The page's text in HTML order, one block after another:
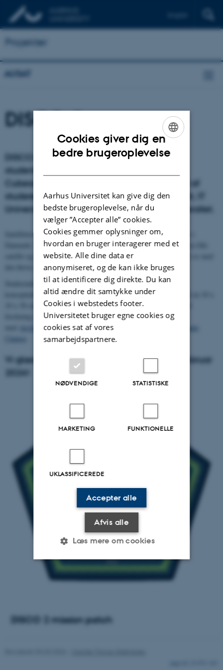
Projekter
AUSAT
DISCO-2
DISCO-2 er den anden satellit i det danske
studenter satellit program (DanIsh Student
Cubesat prOgram - DISCO) og bliver drevet af
studerende og ansatte fra Aarhus Universitet, IT
Universitetet i København og Sydansk Universitet.
Satellitten bliver den mest ambitiøse studentersatellit udviklet her i
Danmark. Med den presser vi grænserne for hvad man kan med en lille
satellit og udnytter og videreudvikler på de erfaringer vi har gjort os med
den første satellit fra Aarhus Universitet,Delphini-1.
Studerende fra de tre involverede universiteter har arbejdet med
konceptudvikling og idéer til design af satellitten og kom frem til en 10 x
10 x 30 cm (3U) satellit med 3 kameraer. DISCO-2 vil bidrage til
forskning i klimaforandringer ved at indsamle data i samarbejde
Arctic Research CenterogInterdisciplinary Center for Climate
Change
Vi glæder os til opsendelsen af DISCO-2 i februar
2026!
DISCO 2 mission patch
ENGLISH
Cookies giver dig en
bedre brugeroplevelse
Aarhus Universitet kan give dig den
bedste brugeroplevelse, når du
vælger ”Accepter alle” cookies.
Cookies gemmer oplysninger om,
hvordan en bruger interagerer med et
website. Alle dine data er
anonymiseret, og de kan ikke bruges
til at identificere dig direkte. Du kan
altid ændre dit samtykke under
Cookies i webstedets footer.
Universitetet bruger egne cookies og
cookies sat af vores
samarbejdspartnere.
NØDVENDIGE STATISTISKE
MARKETING FUNKTIONELLE
UKLASSIFICEREDE
Accepter alle
Afvis alle
Læs mere om cookies
Nødvendige Statistiske Marketing